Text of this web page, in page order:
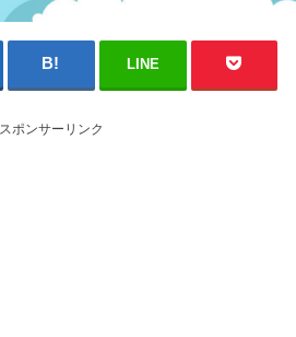
LINE
スポンサーリンク